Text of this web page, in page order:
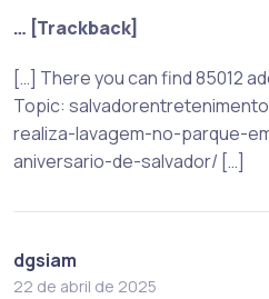
… [Trackback]
[…] There you can find 85012
Topic:
realiza-lavagem-no-parque-
aniversario-de-salvador/ […]
dgsiam
22 de abril de 2025